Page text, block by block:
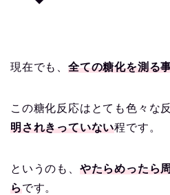
現在でも、 全ての糖化を測る
この糖化反応はとても色々な
明されきっていない程です。
というのも、 やたらめったら
らです。